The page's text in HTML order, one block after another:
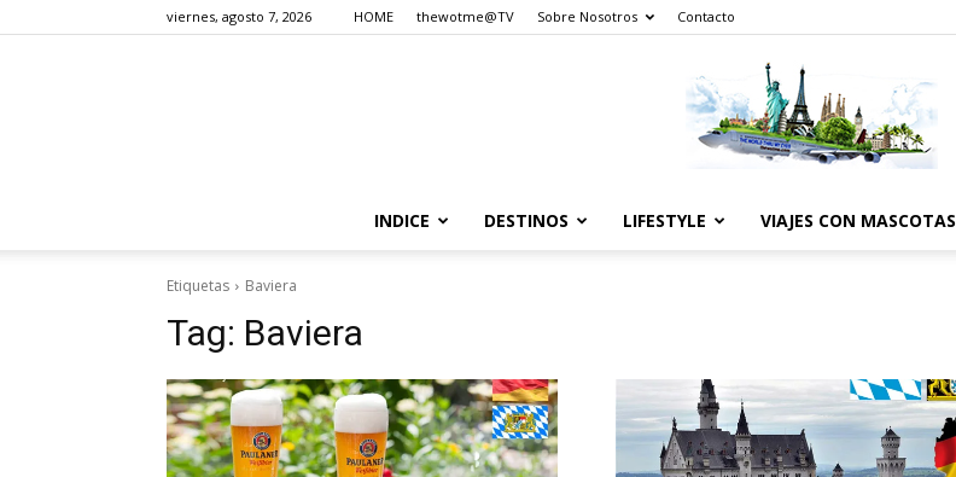
viernes, agosto 7, 2026 HOME thewotme@TV Sobre Nosotros Contacto
World
INDICE DESTINOS LIFESTYLE VIAJES CON MASCOTAS
Etiquetas Baviera
Tag: Baviera